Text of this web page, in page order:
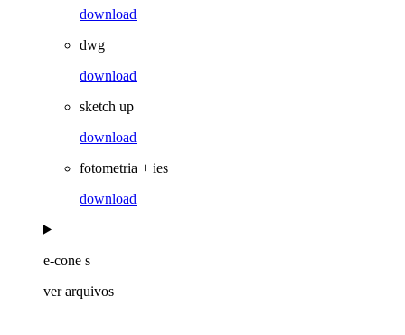
download
dwg
download
sketch up
download
fotometria + ies
download
e-cone s
ver arquivos